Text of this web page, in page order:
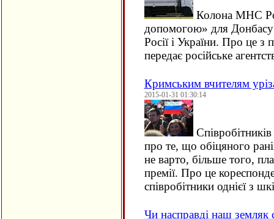
Колона МНС
допомогою» для
Росії і України. Про це
передає російське
Кримським вчителям
2015-01-31 01:30:14
про те, що обіцяного
не варто, більше того,
премії. Про це
співробітники однієї з
Чи насправді наш земляк